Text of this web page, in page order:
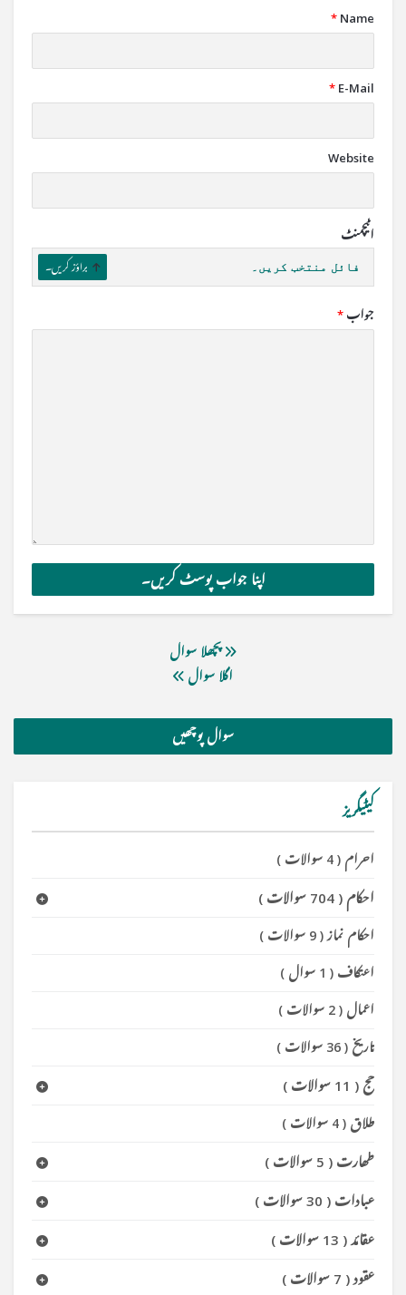
Name
*
E-Mail
*
Website
اٹیچمنٹ
فائل منتخب کریں۔ براؤز کریں۔
جواب *
پچھلا سوال
اگلا سوال
سوال پوچھیں
کیٹیگریز
احرام ( 4 سوالات )
احکام ( 704 سوالات )
احکام نماز( 9 سوالات )
اعتکاف ( 1 سوال )
اعمال ( 2 سوالات )
تاریخ ( 36 سوالات )
حج ( 11 سوالات )
طلاق ( 4 سوالات )
طھارت ( 5 سوالات )
عبادات ( 30 سوالات )
عقائد( 13 سوالات )
عقود ( 7 سوالات )